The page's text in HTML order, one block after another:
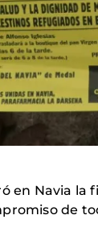
en Navia
de